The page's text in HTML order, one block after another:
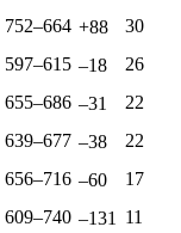
752–664 +88
30
597–615 –18
26
655–686 –31
22
639–677 –38
22
656–716 –60
17
609–740 –131
11